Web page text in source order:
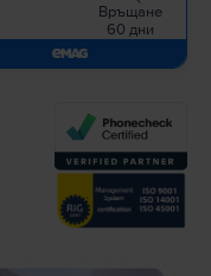
Връщане
60 дни